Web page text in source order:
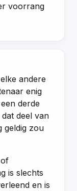
voorrang
andere
enig
derde
deel van
geldig zou
is slechts
en is